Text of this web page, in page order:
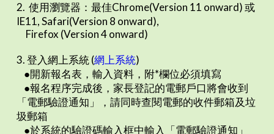
2. 使用瀏覽器：最佳Chrome(Version 11 onward) 或
IE11, Safari(Version 8 onward),
Firefox (Version 4 onward)
3. 登入網上系統 (網上系統)
●開新報名表，輸入資料，附*欄位必須填寫
●報名程序完成後，家長登記的電郵戶口將會收到
「電郵驗證通知」，請同時查閱電郵的收件郵箱及垃
圾郵箱
●於系統的驗證碼輸入框中輸入「電郵驗證通知」